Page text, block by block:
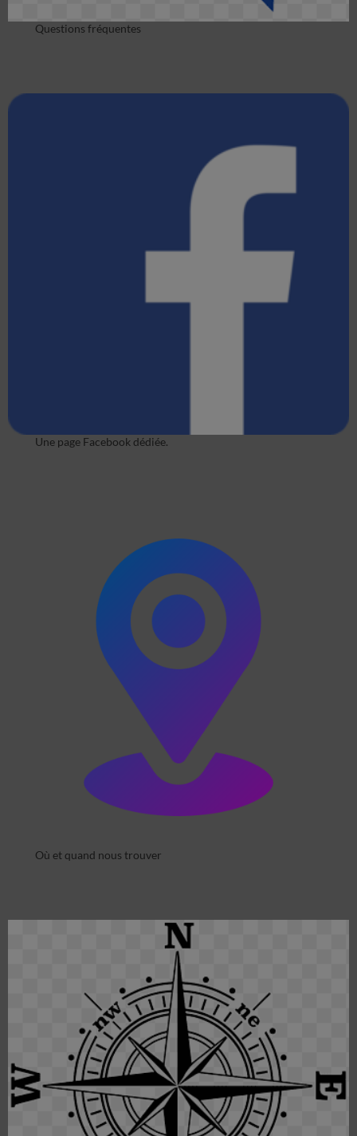
Questions fréquentes
Une page Facebook dédiée.
Où et quand nous trouver